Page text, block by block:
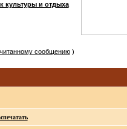
культуры и отдыха
сообщению)